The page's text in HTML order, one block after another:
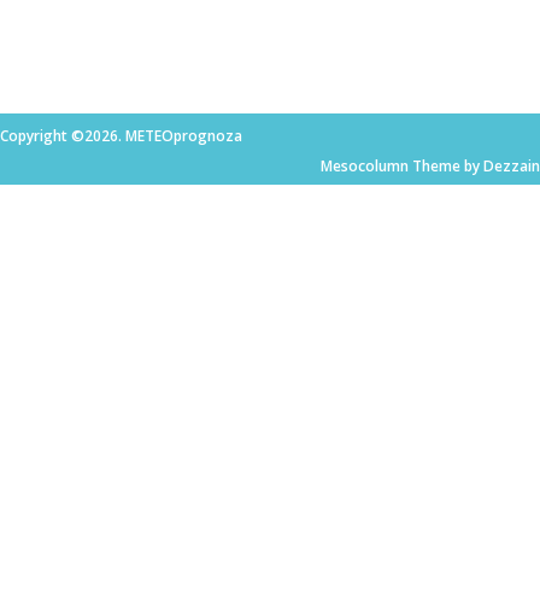
Copyright ©2026. METEOprognoza
Mesocolumn Theme by Dezzain